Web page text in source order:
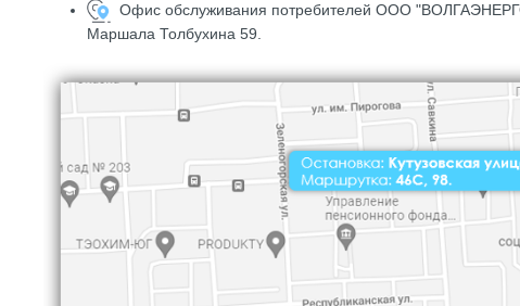
Офис обслуживания потребителей ООО
Маршала Толбухина 59